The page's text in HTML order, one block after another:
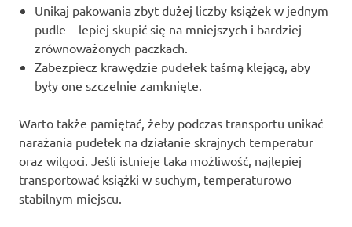
Unikaj pakowania zbyt dużej liczby książek w jednym
pudle – lepiej skupić się na mniejszych i bardziej
zrównoważonych paczkach.
Zabezpiecz krawędzie pudełek taśmą klejącą, aby
były one szczelnie zamknięte.
Warto także pamiętać, żeby podczas transportu unikać
narażania pudełek na działanie skrajnych temperatur
oraz wilgoci. Jeśli istnieje taka możliwość, najlepiej
transportować książki w suchym, temperaturowo
stabilnym miejscu.